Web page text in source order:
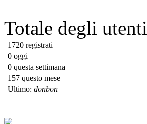
Totale degli utenti
1720 registrati
0 oggi
0 questa settimana
157 questo mese
Ultimo: donbon